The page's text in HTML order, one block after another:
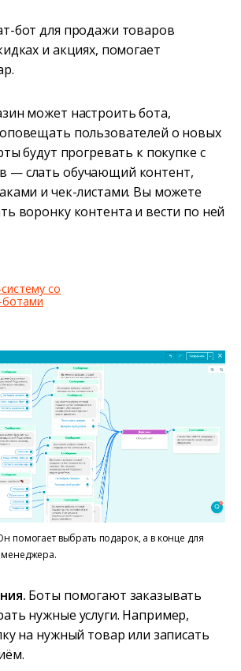
бот для продажи товаров
и акциях, помогает
может настроить бота,
пользователей о новых
будут прогревать к покупке с
— слать обучающий контент,
и чек-листами. Вы можете
воронку контента и вести по ней
со
помогает выбрать подарок, а в конце для
менеджера.
Боты помогают заказывать
нужные услуги. Например,
на нужный товар или записать